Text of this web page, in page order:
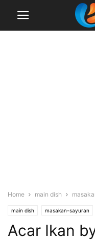
Home main dish
main dish masakan-sayuran
Acar Ikan